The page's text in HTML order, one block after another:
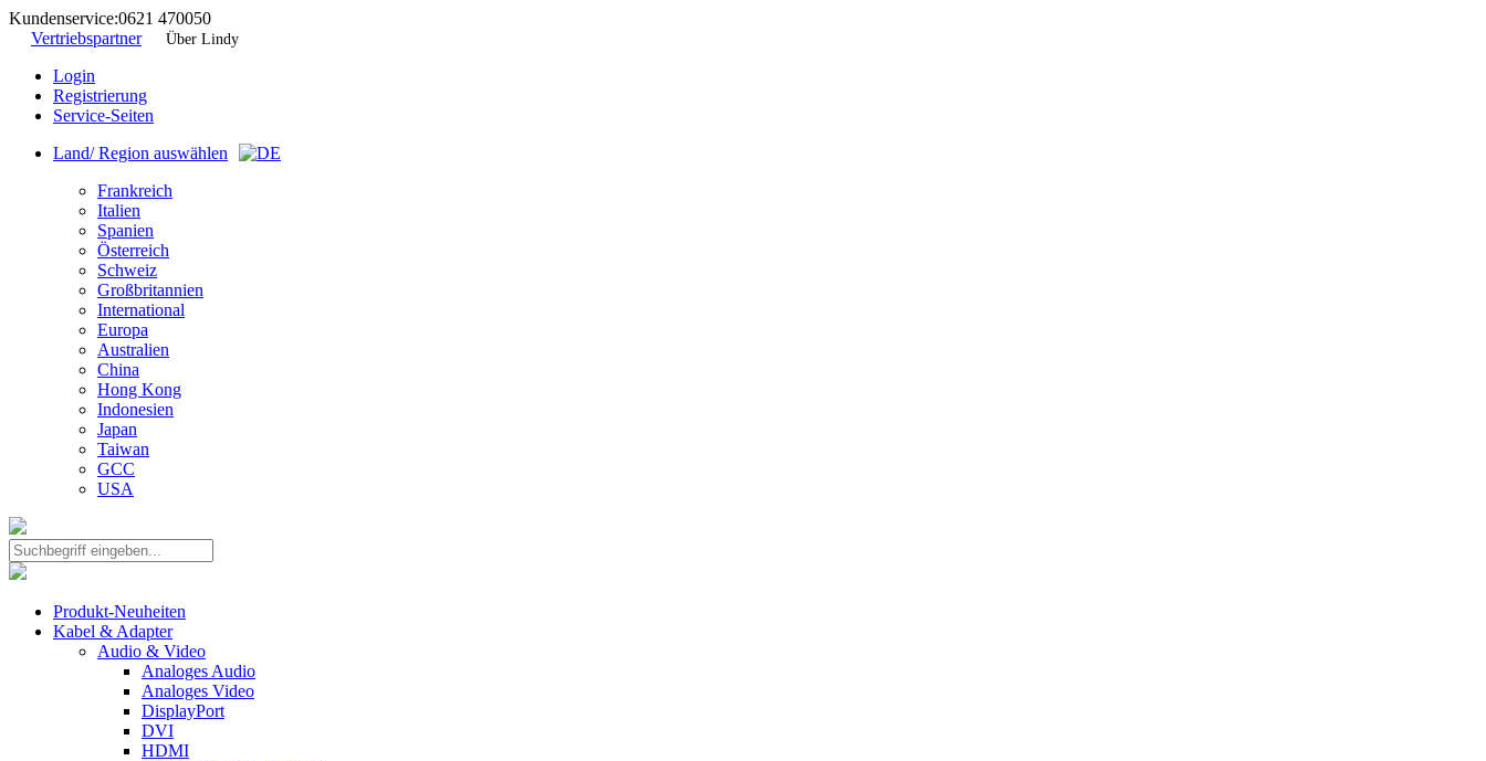
Kundenservice:0621 470050
Vertriebspartner
Über Lindy
Login
Registrierung
Service-Seiten
Land/ Region auswählen
Frankreich
Italien
Spanien
Österreich
Schweiz
Großbritannien
International
Europa
Australien
China
Hong Kong
Indonesien
Japan
Taiwan
GCC
USA
Produkt-Neuheiten
Kabel & Adapter
Audio & Video
Analoges Audio
Analoges Video
DisplayPort
DVI
HDMI